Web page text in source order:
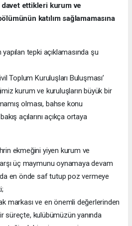
davet ettikleri kurum ve
katılım sağlamamasına
tepki açıklamasında şu
Toplum Kuruluşları Buluşması’
kurum ve kuruluşların büyük bir
olması, bahse konu
açılarını açıkça ortaya
ekmeğini yiyen kurum ve
üç maymunu oynamaya devam
en önde saf tutup poz vermeye
markası ve en önemli değerlerinden
süreçte, kulübümüzün yanında